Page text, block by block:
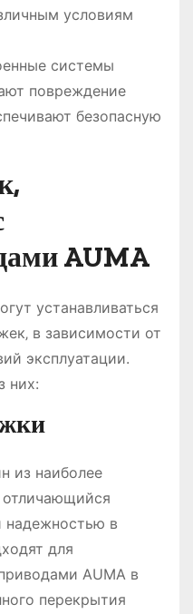
условиям
системы
повреждение
безопасную
AUMA
устанавливаться
в зависимости от
эксплуатации.
них:
из наиболее
отличающийся
надежностью в
для
AUMA в
перекрытия